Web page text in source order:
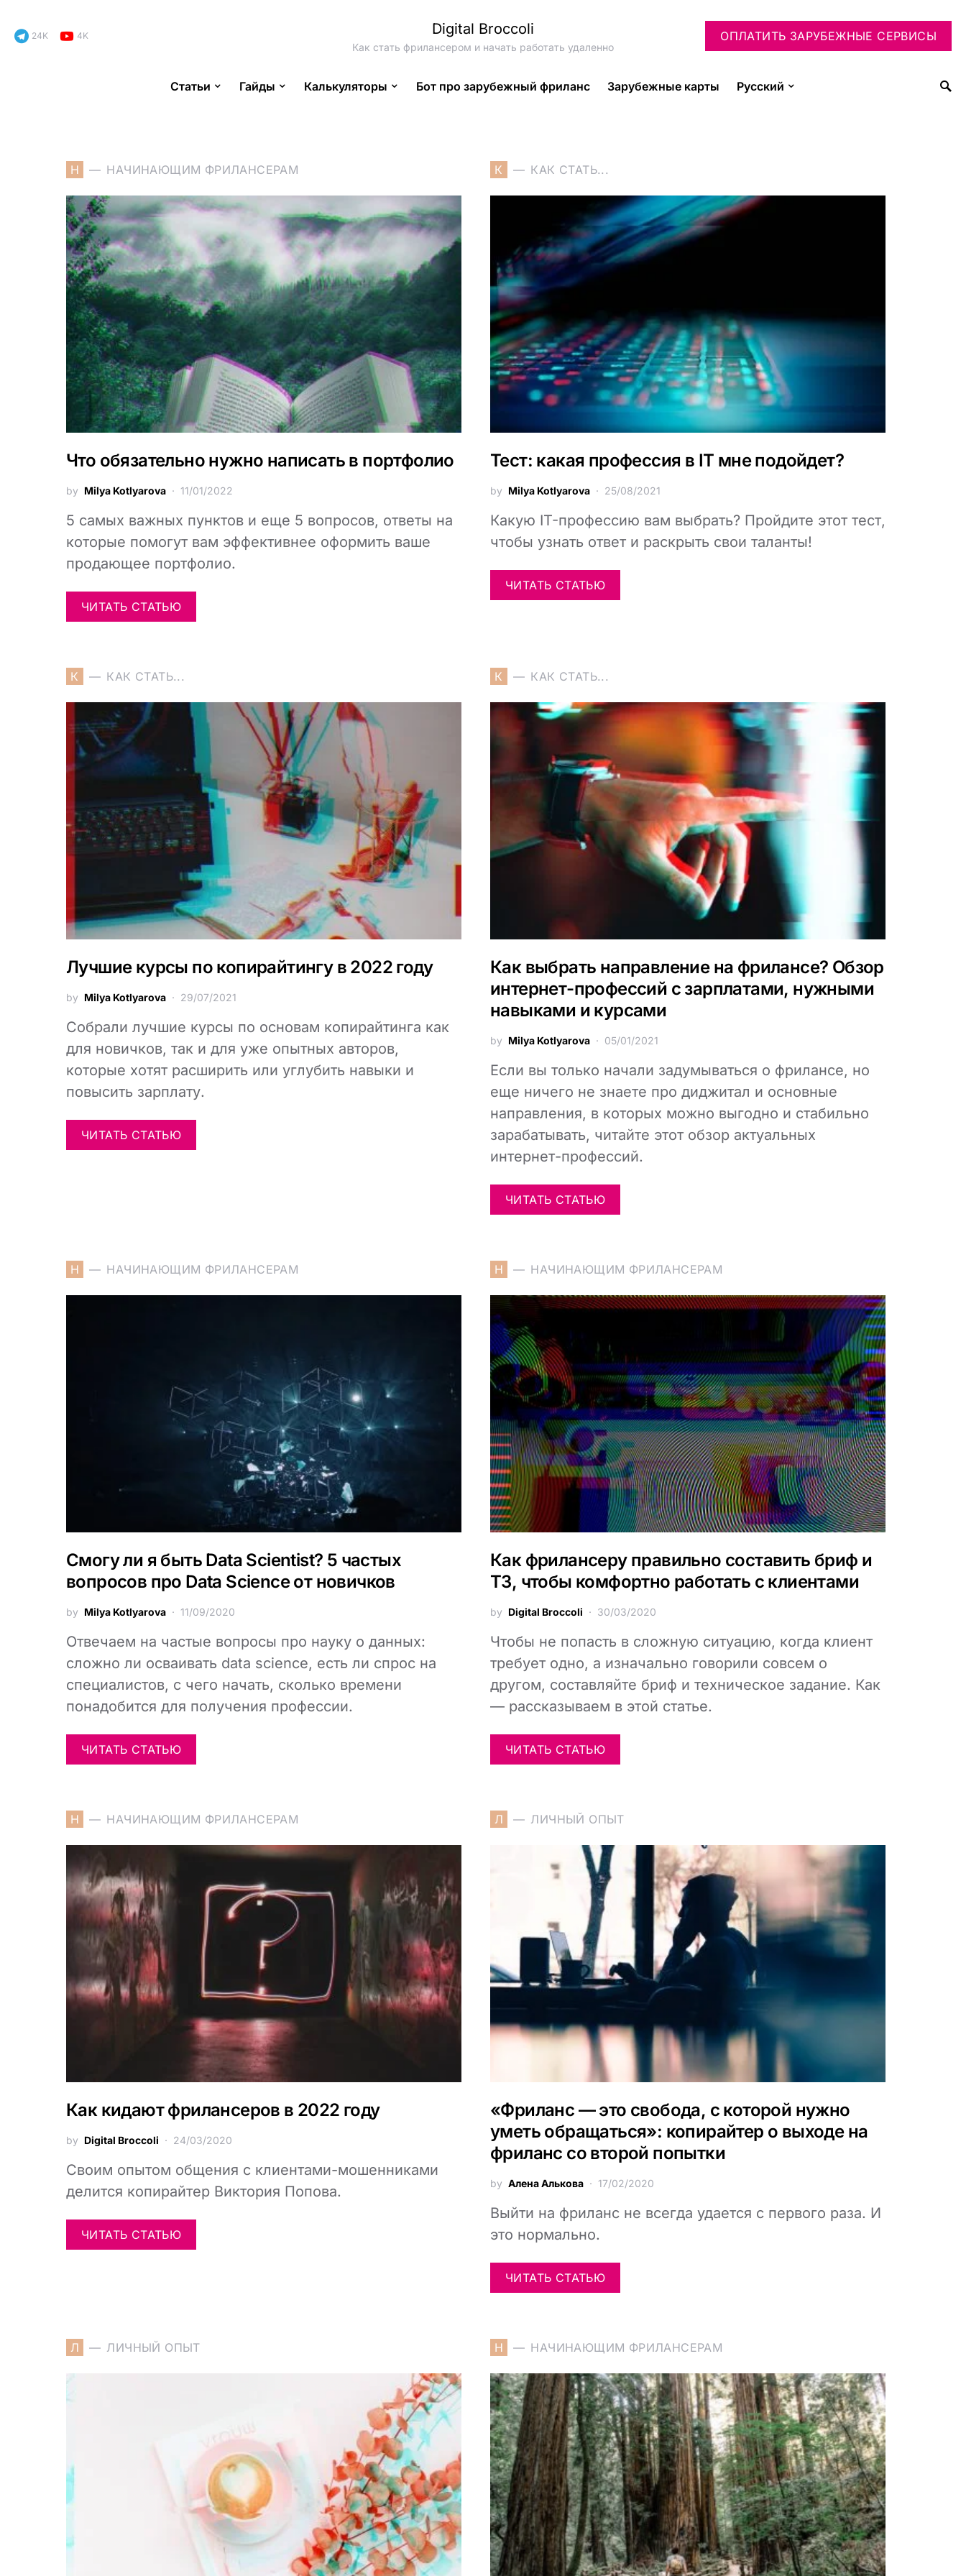
24K 4K Digital Broccoli
Как стать фрилансером и начать работать удаленно
ОПЛАТИТЬ ЗАРУБЕЖНЫЕ СЕРВИСЫ
Статьи Гайды Калькуляторы Бот про зарубежный фриланс Зарубежные карты Русский
Н НАЧИНАЮЩИМ ФРИЛАНСЕРАМ
Что обязательно нужно написать в портфолио
by Milya Kotlyarova 11/01/2022
5 самых важных пунктов и еще 5 вопросов, ответы на
которые помогут вам эффективнее оформить ваше
продающее портфолио.
ЧИТАТЬ СТАТЬЮ
К КАК СТАТЬ...
Тест: какая профессия в IT мне подойдет?
by Milya Kotlyarova 25/08/2021
Какую IT-профессию вам выбрать? Пройдите этот тест,
чтобы узнать ответ и раскрыть свои таланты!
ЧИТАТЬ СТАТЬЮ
К КАК СТАТЬ...
Лучшие курсы по копирайтингу в 2022 году
by Milya Kotlyarova 29/07/2021
Собрали лучшие курсы по основам копирайтинга как
для новичков, так и для уже опытных авторов,
которые хотят расширить или углубить навыки и
повысить зарплату.
ЧИТАТЬ СТАТЬЮ
К КАК СТАТЬ...
Как выбрать направление на фрилансе? Обзор
интернет-профессий с зарплатами, нужными
навыками и курсами
by Milya Kotlyarova 05/01/2021
Если вы только начали задумываться о фрилансе, но
еще ничего не знаете про диджитал и основные
направления, в которых можно выгодно и стабильно
зарабатывать, читайте этот обзор актуальных
интернет-профессий.
ЧИТАТЬ СТАТЬЮ
Н НАЧИНАЮЩИМ ФРИЛАНСЕРАМ
Смогу ли я быть Data Scientist? 5 частых
вопросов про Data Science от новичков
by Milya Kotlyarova 11/09/2020
Отвечаем на частые вопросы про науку о данных:
сложно ли осваивать data science, есть ли спрос на
специалистов, с чего начать, сколько времени
понадобится для получения профессии.
ЧИТАТЬ СТАТЬЮ
Н НАЧИНАЮЩИМ ФРИЛАНСЕРАМ
Как фрилансеру правильно составить бриф и
ТЗ, чтобы комфортно работать с клиентами
by Digital Broccoli 30/03/2020
Чтобы не попасть в сложную ситуацию, когда клиент
требует одно, а изначально говорили совсем о
другом, составляйте бриф и техническое задание. Как
— рассказываем в этой статье.
ЧИТАТЬ СТАТЬЮ
Н НАЧИНАЮЩИМ ФРИЛАНСЕРАМ
Как кидают фрилансеров в 2022 году
by Digital Broccoli 24/03/2020
Своим опытом общения с клиентами-мошенниками
делится копирайтер Виктория Попова.
ЧИТАТЬ СТАТЬЮ
Л ЛИЧНЫЙ ОПЫТ
«Фриланс — это свобода, с которой нужно
уметь обращаться»: копирайтер о выходе на
фриланс со второй попытки
by Алена Алькова 17/02/2020
Выйти на фриланс не всегда удается с первого раза. И
это нормально.
ЧИТАТЬ СТАТЬЮ
Л ЛИЧНЫЙ ОПЫТ Н НАЧИНАЮЩИМ ФРИЛАНСЕРАМ